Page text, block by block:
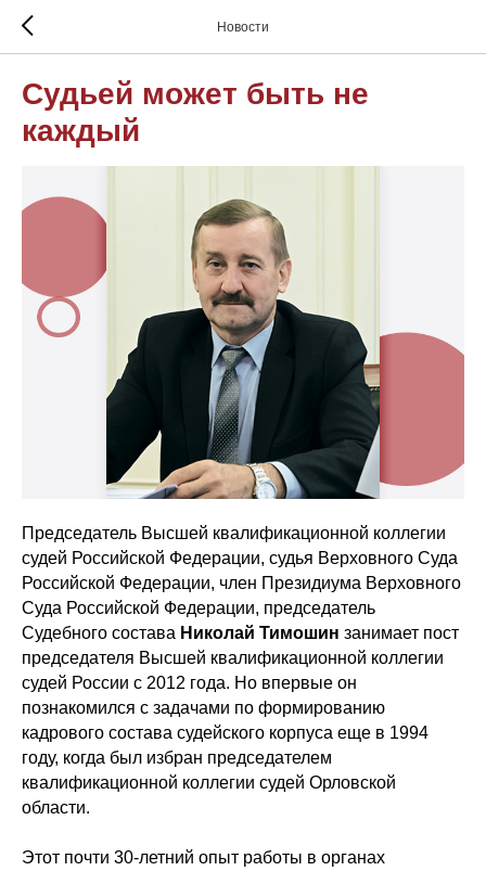
Новости
Судьей может быть не
каждый
Председатель Высшей квалификационной коллегии
судей Российской Федерации, судья Верховного Суда
Российской Федерации, член Президиума Верховного
Суда Российской Федерации, председатель
Судебного состава Николай Тимошин занимает пост
председателя Высшей квалификационной коллегии
судей России с 2012 года. Но впервые он
познакомился с задачами по формированию
кадрового состава судейского корпуса еще в 1994
году, когда был избран председателем
квалификационной коллегии судей Орловской
области.
Этот почти 30-летний опыт работы в органах